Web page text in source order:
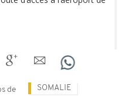
de SOMALIE